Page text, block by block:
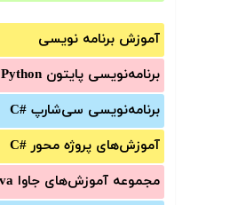
آموزش برنامه نویسی
برنامه‌نویسی پایتون Python
برنامه‌‌نویسی سی‌شارپ C#‎
آموزش‌های پروژه محور #C
مجموعه آموزش‌های جاوا Java